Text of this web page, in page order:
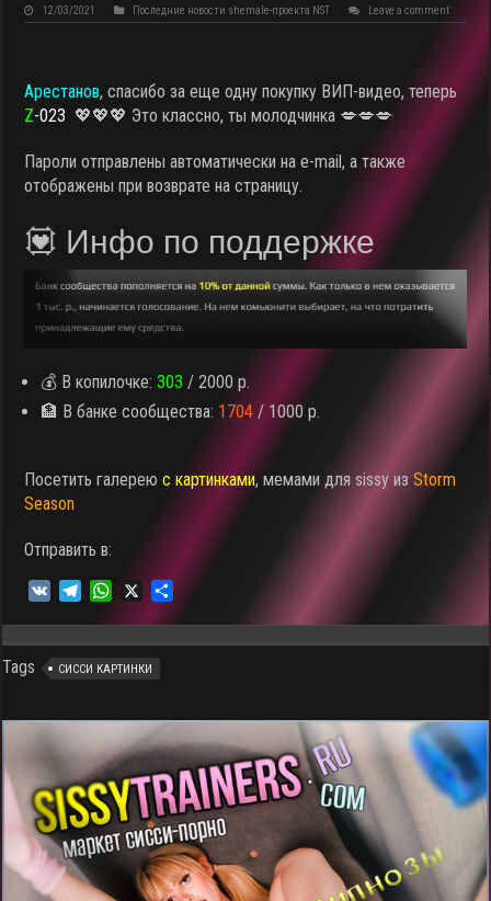
12/03/2021 Последние новости shemale-проекта NST Leave a comment
Арестанов, спасибо за еще одну покупку ВИП-видео, теперь
Z-023 💖💖💖 Это классно, ты молодчинка 💋💋💋
Пароли отправлены автоматически на e-mail, а также
отображены при возврате на страницу.
💟 Инфо по поддержке
💰 В копилочке:303 / 2000 р.
🏦 В банке сообщества: 1704 / 1000 р.
Посетить галереюс картинками, мемами для sissy изStorm
Season
Отправить в:
e
g
a
W
t
s
p
p
и
т
ь
Tags СИССИ КАРТИНКИ